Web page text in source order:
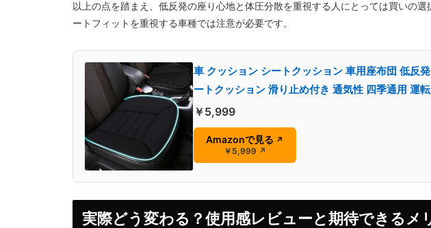
以上の点を踏まえ、低反発の座り心地と体圧分散を重視する人にとっては買いの
ートフィットを重視する車種では注意が必要です。
車 クッション シートクッション 車用座布団 低反
ートクッション 滑り止め付き 通気性 四季通用 運
￥5,999
Amazonで見る ↗
￥5,999 ↗
実際どう変わる？使用感レビューと期待できるメ